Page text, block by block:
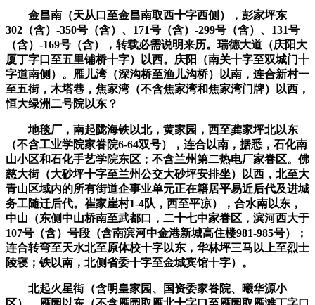
金昌南（天从口至金昌南取西十字西侧），彭家坪东
302（含）-350号（含）、171号（含）-299号（含）、131号
（含）-169号（含），转载必需说明来历。瑞德大道（庆阳大
厦丁字口至五里铺桥十字）以西。庆阳（南关十字至双城门十
字道南侧）。雁儿湾（深沟桥至渔儿沟桥）以南，连合新村一
至五街，木塔巷，焦家湾（不含焦家湾和焦家湾门牌）以西，
恒大绿洲二号院以东？
地毯厂，南起陇海铁以北，黄家园，西至龚家坪北以东
（不含工业学院家眷院6-64双号），连合以南，据悉，石化南
山小区和石化手艺学院东区；不含兰州第二热电厂家眷区。佛
慈大街（大砂坪十字至兰州公交大砂坪安排坐）以西，北至大
青山区域内的所有街道企事业单元正在籍居平易近后代及进城
务工随迁后代。崔家崖村1-4队，西至平凉），合水南以东，
中山（东侧中山桥南至武都口，二十七中家眷区，滨河西大于
107号（含）号段（含南滨河中金港新城高住楼981-985号）；
连合转弯至天水北至原体校十字以东，华林坪三马以上至烈士
陵寝；铁以南，北侧省委十字至金城宾馆十字）。
北起火星街（含明皇家园、国资委家眷院、曦华源小